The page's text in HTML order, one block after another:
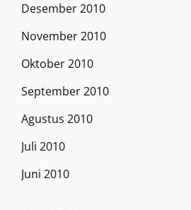
Desember 2010
November 2010
Oktober 2010
September 2010
Agustus 2010
Juli 2010
Juni 2010